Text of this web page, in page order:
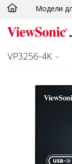
Skip to main
Модели
VP3256-4K